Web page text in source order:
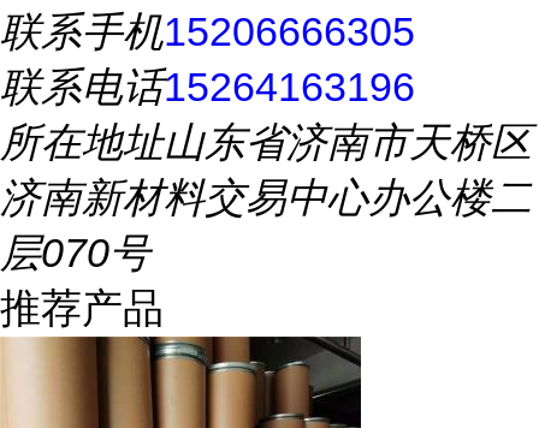
联系手机15206666305
联系电话15264163196
所在地址山东省济南市天桥区
济南新材料交易中心办公楼二
层070号
推荐产品